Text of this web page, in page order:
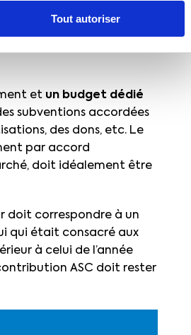
Tout autoriser
des actions
et un budget dédié
subventions accordées
des dons, etc. Le
par accord
doit idéalement être
doit correspondre à un
qui était consacré aux
à celui de l’année
ASC doit rester